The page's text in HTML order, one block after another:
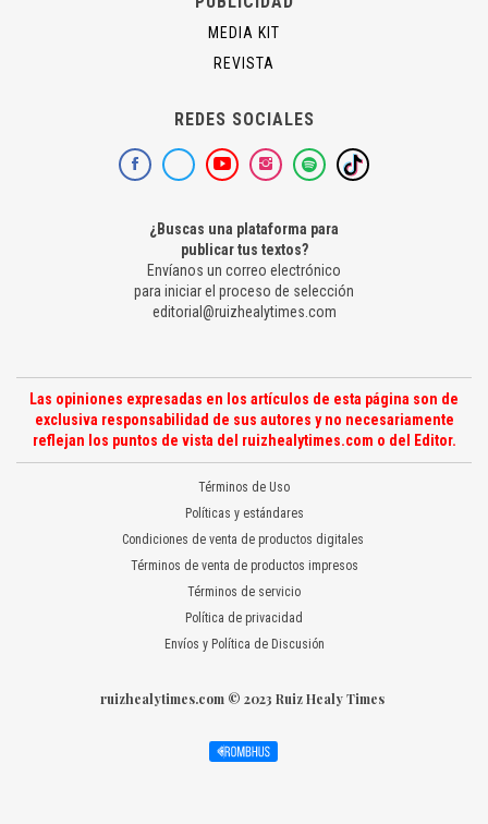
MEDIA KIT
REVISTA
REDES SOCIALES
¿Buscas una plataforma para
publicar tus textos?
Envíanos un correo electrónico
para iniciar el proceso de selección
editorial@ruizhealytimes.com
Las opiniones expresadas en los artículos de esta página son de
exclusiva responsabilidad de sus autores y no necesariamente
reflejan los puntos de vista del ruizhealytimes.com o del Editor.
Términos de Uso
Políticas y estándares
Condiciones de venta de productos digitales
Términos de venta de productos impresos
Términos de servicio
Política de privacidad
Envíos y Política de Discusión
ruizhealytimes.com © 2023 Ruiz Healy Times